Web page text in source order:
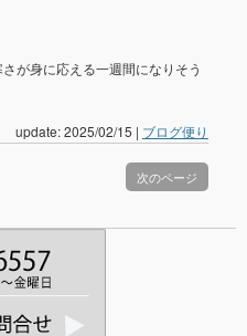
が身に応える一週間になりそう
update: 2025/02/15 | ブログ便り
次のページ